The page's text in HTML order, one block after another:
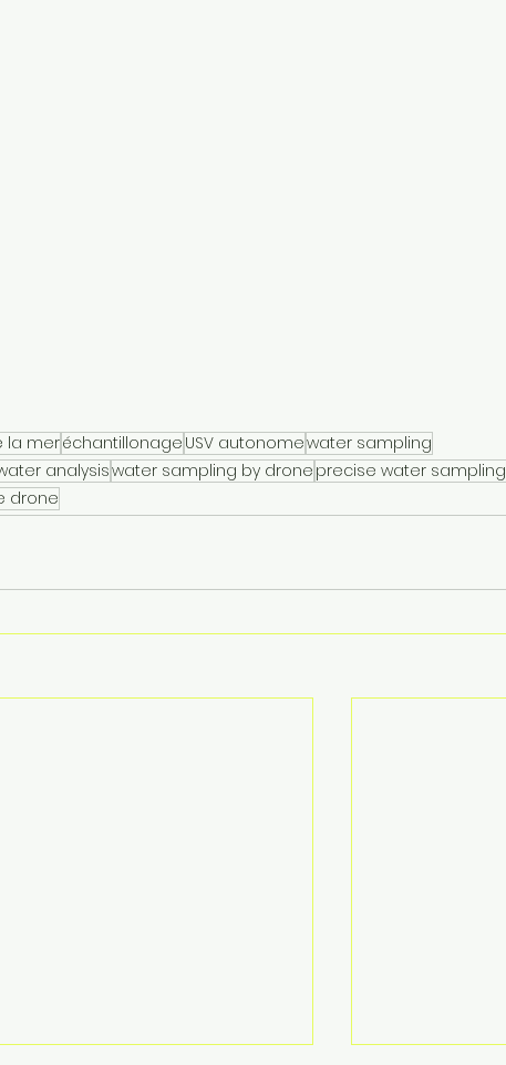
la meréchantillonage USV autonomewater sampling
analysiswater sampling by drone precise water sampling
drone